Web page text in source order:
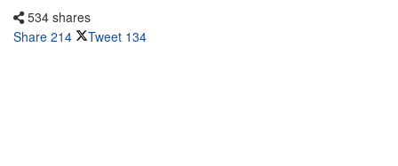
534 shares
Share 214 Tweet 134